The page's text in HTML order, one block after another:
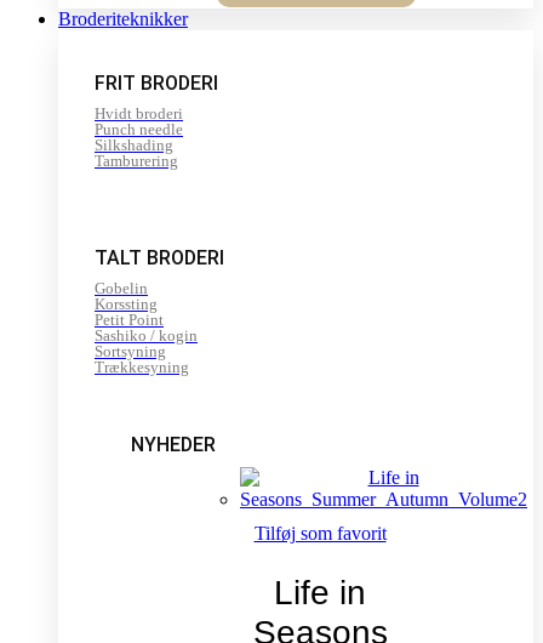
Broderiteknikker
FRIT BRODERI
Hvidt broderi
Punch needle
Silkshading
Tamburering
TALT BRODERI
Gobelin
Korssting
Petit Point
Sashiko / kogin
Sortsyning
Trækkesyning
NYHEDER
Tilføj som favorit
Life in
Seasons